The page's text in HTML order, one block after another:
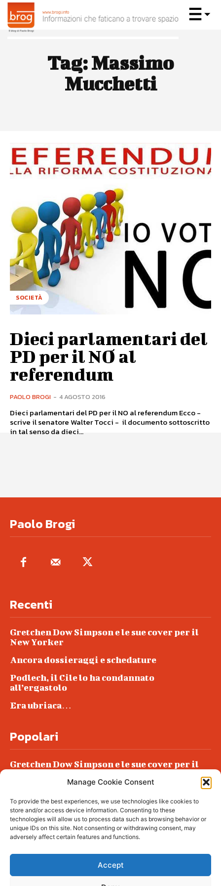
Manage Cookie Consent
To provide the best experiences, we use technologies like cookies to
store and/or access device information. Consenting to these
technologies will allow us to process data such as browsing behavior or
unique IDs on this site. Not consenting or withdrawing consent, may
adversely affect certain features and functions.
Accept
Tag:Massimo
Mucchetti
SOCIETÀ
Dieci parlamentari del
PD per il NO al
referendum
PAOLO BROGI - 4 AGOSTO 2016
Dieci parlamentari del PD per il NO al referendum Ecco -
scrive il senatore Walter Tocci - il documento sottoscritto
in tal senso da dieci...
Paolo Brogi
Recenti
Gretchen Dow Simpson e le sue cover per il
New Yorker
Ancora dossieraggi e schedature
Podlech, il Cile lo ha condannato
all’ergastolo
Era ubriaca…
Popolari
Gretchen Dow Simpson e le sue cover per il
Podlech, il Cile lo ha condannato
all’ergastolo
Era ubriaca…